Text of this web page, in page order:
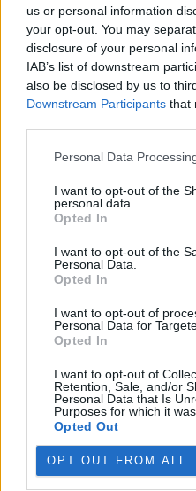
us or personal information
your opt-out. You may
disclosure of your personal
IAB’s list of downstream
also be disclosed by us to
Downstream Participants that
Personal Data
I want to opt-out of the
personal data.
Opted In
I want to opt-out of the
Personal Data.
Opted In
I want to opt-out of
Personal Data for
Opted In
I want to opt-out of
Retention, Sale, and/or
Personal Data that Is
Purposes for which it
Opted Out
OPT OUT FROM ALL
Tetřívek obecný aneb
27.5.2013 | KRKONOŠE (Ekolist.cz)
z nejúchvatnějších zážitků,
ochranáři se snaží zalarmovat
Madagaskar II. aneb
1.5.2013 | MADAGASKAR (
současný život Madagaskaru.
Madagaskar I. aneb Malý
17.4.2013 | MADAGASKAR (